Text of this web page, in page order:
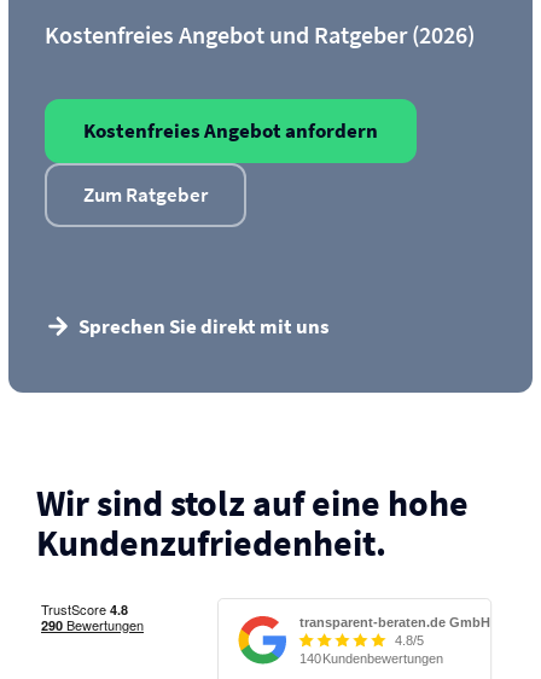
Kostenfreies Angebot und Ratgeber (2026)
Kostenfreies Angebot anfordern
Zum Ratgeber
Sprechen Sie direkt mit uns
Wir sind stolz auf eine hohe
Kunden­zufriedenheit.